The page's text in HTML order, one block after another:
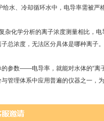
水、冷却循环水中，电导率需被严
化学分析的离子浓度测量相比，电
浓度，无法区分具体是哪种离子
数——电导率，就能对水体的“离
管理体系中应用普遍的仪器之一，
华光度计的稳定性能 精